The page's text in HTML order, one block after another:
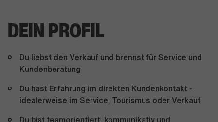
DEIN PROFIL
Du liebst den Verkauf und brennst für Service und
Kundenberatung
Du hast Erfahrung im direkten Kundenkontakt -
idealerweise im Service, Tourismus oder Verkauf
Du bist teamorientiert, kommunikativ und